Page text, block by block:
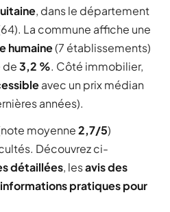
, dans le département
La commune affiche une
humaine(7 établissements)
de3,2 %. Côté immobilier,
avec un prix médian
années).
moyenne2,7/5)
Découvrez ci-
détaillées, lesavis des
informations pratiques pour